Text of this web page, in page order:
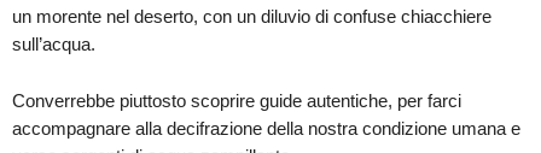
un morente nel deserto, con un diluvio di confuse chiacchiere
sull’acqua.
Converrebbe piuttosto scoprire guide autentiche, per farci
accompagnare alla decifrazione della nostra condizione umana e